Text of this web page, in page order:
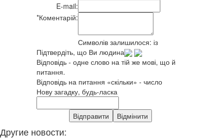
E-mail:
*Коментарій:
Символів залишилося: із
Підтвердіть, що Ви людина
Відповідь - одне слово на тій же мові, що й
питання.
Відповідь на питання «скільки» - число
Нову загадку, будь-ласка
Другие новости: